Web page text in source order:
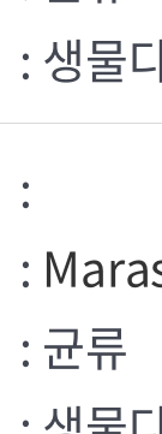
: 생물
:
:
: 균류